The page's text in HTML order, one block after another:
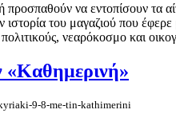
να εντοπίσουν τα
ιστορία του μαγαζιού που
νεαρόκοσμο και
«Καθημερινή»
9-8-me-tin-kathimerini